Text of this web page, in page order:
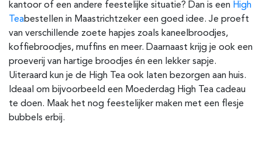
kantoor of een andere feestelijke situatie? Dan is een High
Teabestellen in Maastrichtzeker een goed idee. Je proeft
van verschillende zoete hapjes zoals kaneelbroodjes,
koffiebroodjes, muffins en meer. Daarnaast krijg je ook een
proeverij van hartige broodjes én een lekker sapje.
Uiteraard kun je de High Tea ook laten bezorgen aan huis.
Ideaal om bijvoorbeeld een Moederdag High Tea cadeau
te doen. Maak het nog feestelijker maken met een flesje
bubbels erbij.